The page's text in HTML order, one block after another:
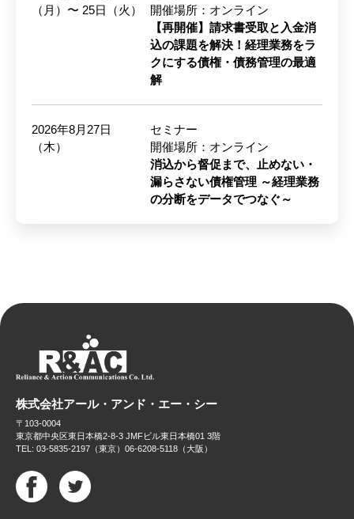
（月）〜 25日（火）
開催場所：オンライン
【再開催】請求書受取と入金消
込の課題を解決！経理業務をラ
クにする債権・債務管理の最適
解
2026年8月27日
（木）
セミナー
開催場所：オンライン
消込から督促まで、止めない・
漏らさない債権管理 ～経理業務
の分断をデータでつなぐ～
株式会社アール・アンド・エー・シー
〒103-0004
東京都中央区東日本橋2-8-3 JMFビル東日本橋01 3階
TEL: 03-5835-2197（東京）06-6208-5118（大阪）